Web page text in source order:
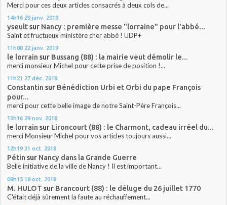
Merci pour ces deux articles consacrés à deux cols de...
14h16 29 janv. 2019
yseultsur Nancy : première messe "lorraine" pour l'abbé...
Saint et fructueux ministère cher abbé ! UDP+
11h08 22 janv. 2019
le lorrain sur Bussang (88) : la mairie veut démolir le...
merci monsieur Michel pour cette prise de position !...
11h21 27 déc. 2018
Constantin sur Bénédiction Urbi et Orbi du pape François
pour...
merci pour cette belle image de notre Saint-Père François...
13h16 29 nov. 2018
le lorrain sur Lironcourt (88) : le Charmont, cadeau irréel du...
merci Monsieur Michel pour vos articles toujours aussi...
12h19 31 oct. 2018
Pétin sur Nancy dans la Grande Guerre
Belle initiative de la ville de Nancy ! Il est important...
08h15 18 oct. 2018
M. HULOT sur Brancourt (88) : le déluge du 26 juillet 1770
C'était déjà sûrement la faute au réchauffement...